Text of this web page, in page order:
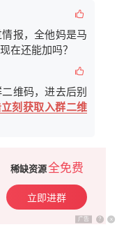
报，全他妈是马
在还能加吗？
维码，进去后别
刻获取入群二维
广告 ? x
稀缺资源全免费
立即进群